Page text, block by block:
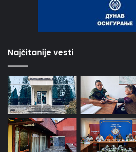
Najčitanije vesti